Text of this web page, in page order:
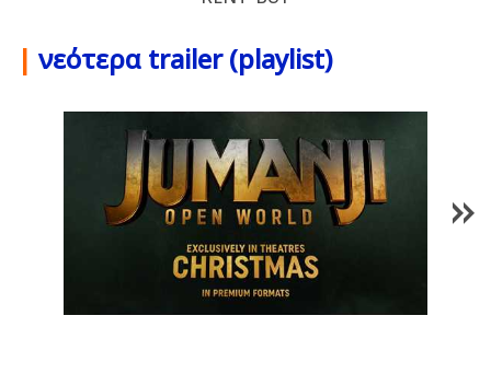
| νεότερα trailer (playlist)
1/86